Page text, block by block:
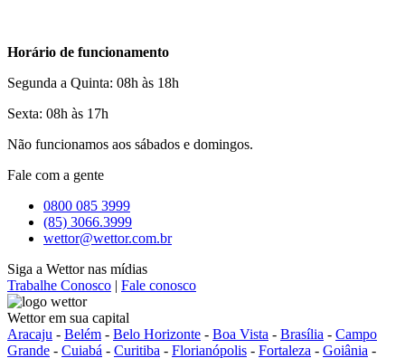
Horário de funcionamento
Segunda a Quinta: 08h às 18h
Sexta: 08h às 17h
Não funcionamos aos sábados e domingos.
Fale com a gente
0800 085 3999
(85) 3066.3999
wettor@wettor.com.br
Siga a Wettor nas mídias
Trabalhe Conosco | Fale conosco
Wettor em sua capital
Aracaju - Belém - Belo Horizonte - Boa Vista - Brasília - Campo
Grande - Cuiabá - Curitiba - Florianópolis - Fortaleza - Goiânia -